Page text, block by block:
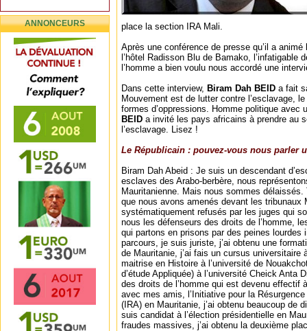
ANNONCEURS
place la section IRA Mali.
Après une conférence de presse qu’il a
l’hôtel Radisson Blu de Bamako, l’infatigable
l’homme a bien voulu nous accordé une
Dans cette interview, Biram Dah BEID a fait
Mouvement est de lutter contre l’esclavage,
formes d’oppressions. Homme politique avec
BEID a invité les pays africains à prendre au
l’esclavage. Lisez !
Le Républicain : pouvez-vous nous parler
Biram Dah Abeid : Je suis un descendant
esclaves des Arabo-berbère, nous
Mauritanienne. Mais nous sommes délaissés.
que nous avons amenés devant les tribunaux
systématiquement refusés par les juges qui
nous les défenseurs des droits de l’homme,
qui partons en prisons par des peines lourdes
parcours, je suis juriste, j’ai obtenu une
de Mauritanie, j’ai fais un cursus universitaire
maitrise en Histoire à l’université de
d’étude Appliquée) à l’université Cheick Anta
des droits de l’homme qui est devenu effectif
avec mes amis, l’Initiative pour la
(IRA) en Mauritanie, j’ai obtenu beaucoup de
suis candidat à l’élection présidentielle en
fraudes massives, j’ai obtenu la deuxième